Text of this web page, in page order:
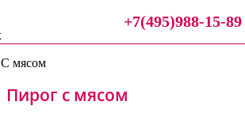
+7(495)988-15-89
С мясом
Пирог с мясом